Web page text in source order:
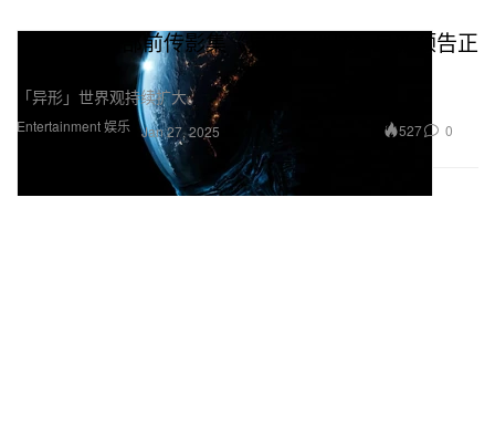
Entertainment 娱乐
《异形》首部前传影集《异形：地球》最新预告正
「异形」世界观持续扩大。
Jan 27, 2025 527 0